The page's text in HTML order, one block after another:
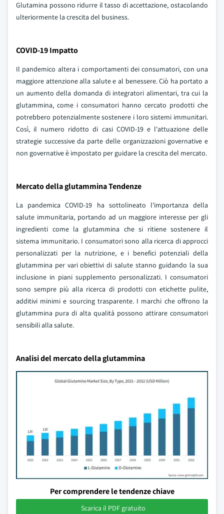
Glutamina possono ridurre il tasso di accettazione, ostacolando
ulteriormente la crescita del business.
COVID-19 Impatto
Il pandemico altera i comportamenti dei consumatori, con una
maggiore attenzione alla salute e al benessere. Ciò ha portato a
un aumento della domanda di integratori alimentari, tra cui la
glutammina, come i consumatori hanno cercato prodotti che
potrebbero potenzialmente sostenere i loro sistemi immunitari.
Così, il numero ridotto di casi COVID-19 e l'attuazione delle
strategie successive da parte delle organizzazioni governative e
non governative è impostato per guidare la crescita del mercato.
Mercato della glutammina Tendenze
La pandemica COVID-19 ha sottolineato l'importanza della
salute immunitaria, portando ad un maggiore interesse per gli
ingredienti come la glutammina che si ritiene sostenere il
sistema immunitario. I consumatori sono alla ricerca di approcci
personalizzati per la nutrizione, e i benefici potenziali della
glutammina per vari obiettivi di salute stanno guidando la sua
inclusione in piani supplemento personalizzati. I consumatori
sono sempre più alla ricerca di prodotti con etichette pulite,
additivi minimi e sourcing trasparente. I marchi che offrono la
glutammina pura di alta qualità possono attirare consumatori
sensibili alla salute.
Analisi del mercato della glutammina
Per comprendere le tendenze chiave
Scarica il PDF gratuito